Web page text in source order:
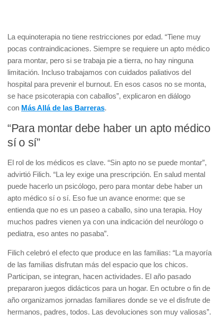
La equinoterapia no tiene restricciones por edad. “Tiene muy
pocas contraindicaciones. Siempre se requiere un apto médico
para montar, pero si se trabaja pie a tierra, no hay ninguna
limitación. Incluso trabajamos con cuidados paliativos del
hospital para prevenir el burnout. En esos casos no se monta,
se hace psicoterapia con caballos”, explicaron en diálogo
con Más Allá de las Barreras.
“Para montar debe haber un apto médico
sí o sí”
El rol de los médicos es clave. “Sin apto no se puede montar”,
advirtió Filich. “La ley exige una prescripción. En salud mental
puede hacerlo un psicólogo, pero para montar debe haber un
apto médico sí o sí. Eso fue un avance enorme: que se
entienda que no es un paseo a caballo, sino una terapia. Hoy
muchos padres vienen ya con una indicación del neurólogo o
pediatra, eso antes no pasaba”.
Filich celebró el efecto que produce en las familias: “La mayoría
de las familias disfrutan más del espacio que los chicos.
Participan, se integran, hacen actividades. El año pasado
prepararon juegos didácticos para un hogar. En octubre o fin de
año organizamos jornadas familiares donde se ve el disfrute de
hermanos, padres, todos. Las devoluciones son muy valiosas”.